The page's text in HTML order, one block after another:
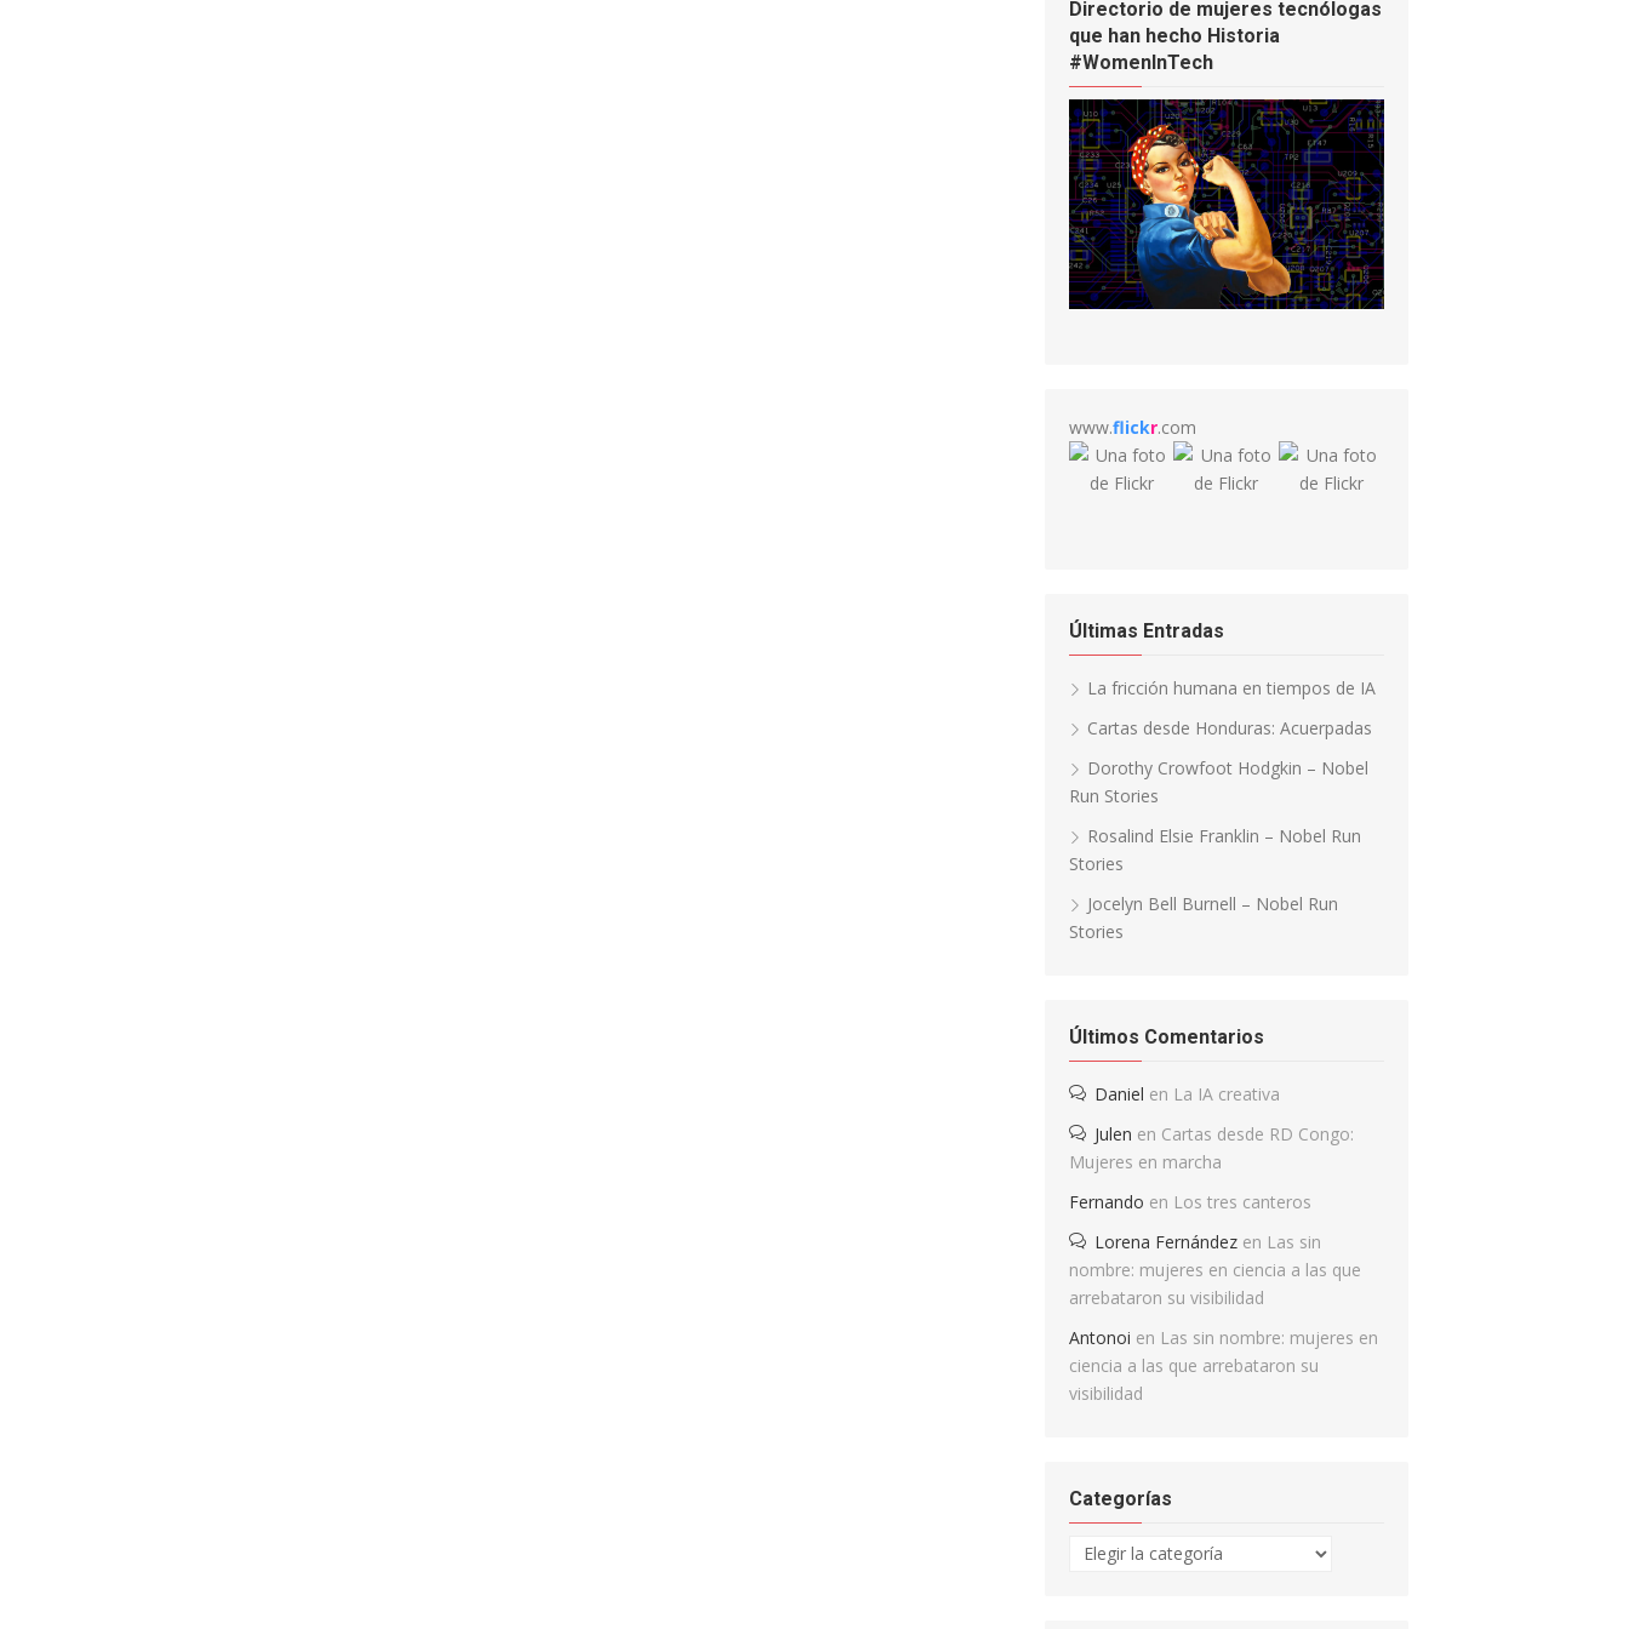
Directorio de mujeres tecnólogas
que han hecho Historia
#WomenInTech
www.flickr.com
Últimas Entradas
La fricción humana en tiempos de IA
Cartas desde Honduras: Acuerpadas
Dorothy Crowfoot Hodgkin – Nobel
Run Stories
Rosalind Elsie Franklin – Nobel Run
Stories
Jocelyn Bell Burnell – Nobel Run
Stories
Últimos Comentarios
Daniel en La IA creativa
Julen en Cartas desde RD Congo:
Mujeres en marcha
Fernando en Los tres canteros
Lorena Fernández en Las sin
nombre: mujeres en ciencia a las que
arrebataron su visibilidad
Antonoi en Las sin nombre: mujeres en
ciencia a las que arrebataron su
visibilidad
Categorías
Categorías